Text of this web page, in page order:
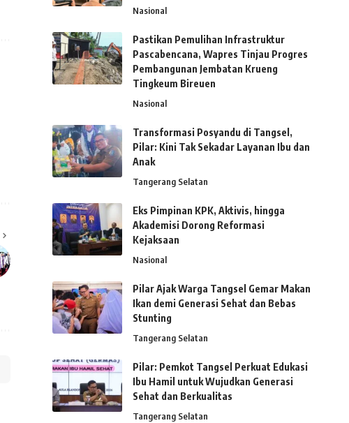
Nasional
Pastikan Pemulihan Infrastruktur
Pascabencana, Wapres Tinjau Progres
Pembangunan Jembatan Krueng
Tingkeum Bireuen
Nasional
Transformasi Posyandu di Tangsel,
Pilar: Kini Tak Sekadar Layanan Ibu dan
Anak
Tangerang Selatan
Eks Pimpinan KPK, Aktivis, hingga
Akademisi Dorong Reformasi
Kejaksaan
Nasional
Pilar Ajak Warga Tangsel Gemar Makan
Ikan demi Generasi Sehat dan Bebas
Stunting
Tangerang Selatan
Pilar: Pemkot Tangsel Perkuat Edukasi
Ibu Hamil untuk Wujudkan Generasi
Sehat dan Berkualitas
Tangerang Selatan